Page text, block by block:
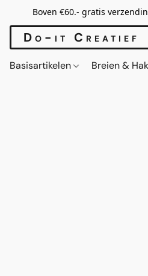
Boven €60.- gratis
Do-it Creatief
Basisartikelen Breien &